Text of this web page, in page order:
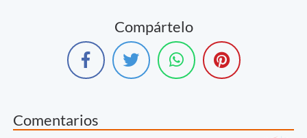
Compártelo
Comentarios